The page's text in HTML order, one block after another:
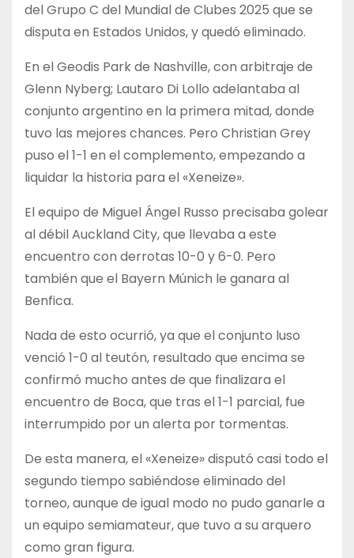
del Grupo C del Mundial de Clubes 2025 que se
disputa en Estados Unidos, y quedó eliminado.
En el Geodis Park de Nashville, con arbitraje de
Glenn Nyberg; Lautaro Di Lollo adelantaba al
conjunto argentino en la primera mitad, donde
tuvo las mejores chances. Pero Christian Grey
puso el 1-1 en el complemento, empezando a
liquidar la historia para el «Xeneize».
El equipo de Miguel Ángel Russo precisaba golear
al débil Auckland City, que llevaba a este
encuentro con derrotas 10-0 y 6-0. Pero
también que el Bayern Múnich le ganara al
Benfica.
Nada de esto ocurrió, ya que el conjunto luso
venció 1-0 al teutón, resultado que encima se
confirmó mucho antes de que finalizara el
encuentro de Boca, que tras el 1-1 parcial, fue
interrumpido por un alerta por tormentas.
De esta manera, el «Xeneize» disputó casi todo el
segundo tiempo sabiéndose eliminado del
torneo, aunque de igual modo no pudo ganarle a
un equipo semiamateur, que tuvo a su arquero
como gran figura.